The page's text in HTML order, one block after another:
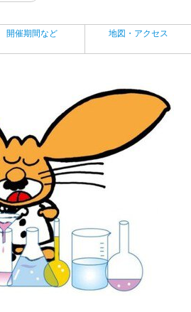
開催期間など 地図・アクセス